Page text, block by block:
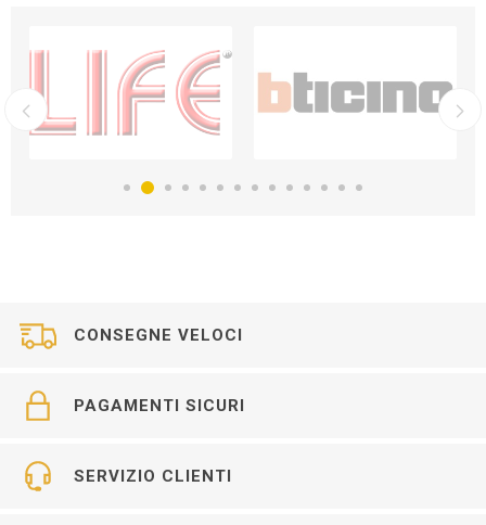
CONSEGNE VELOCI
PAGAMENTI SICURI
SERVIZIO CLIENTI